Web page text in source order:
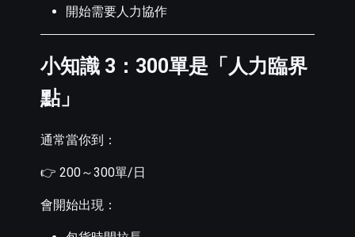
開始需要人力協作
小知識 3：300單是「人力臨界
點」
通常當你到：
👉 200～300單/日
會開始出現：